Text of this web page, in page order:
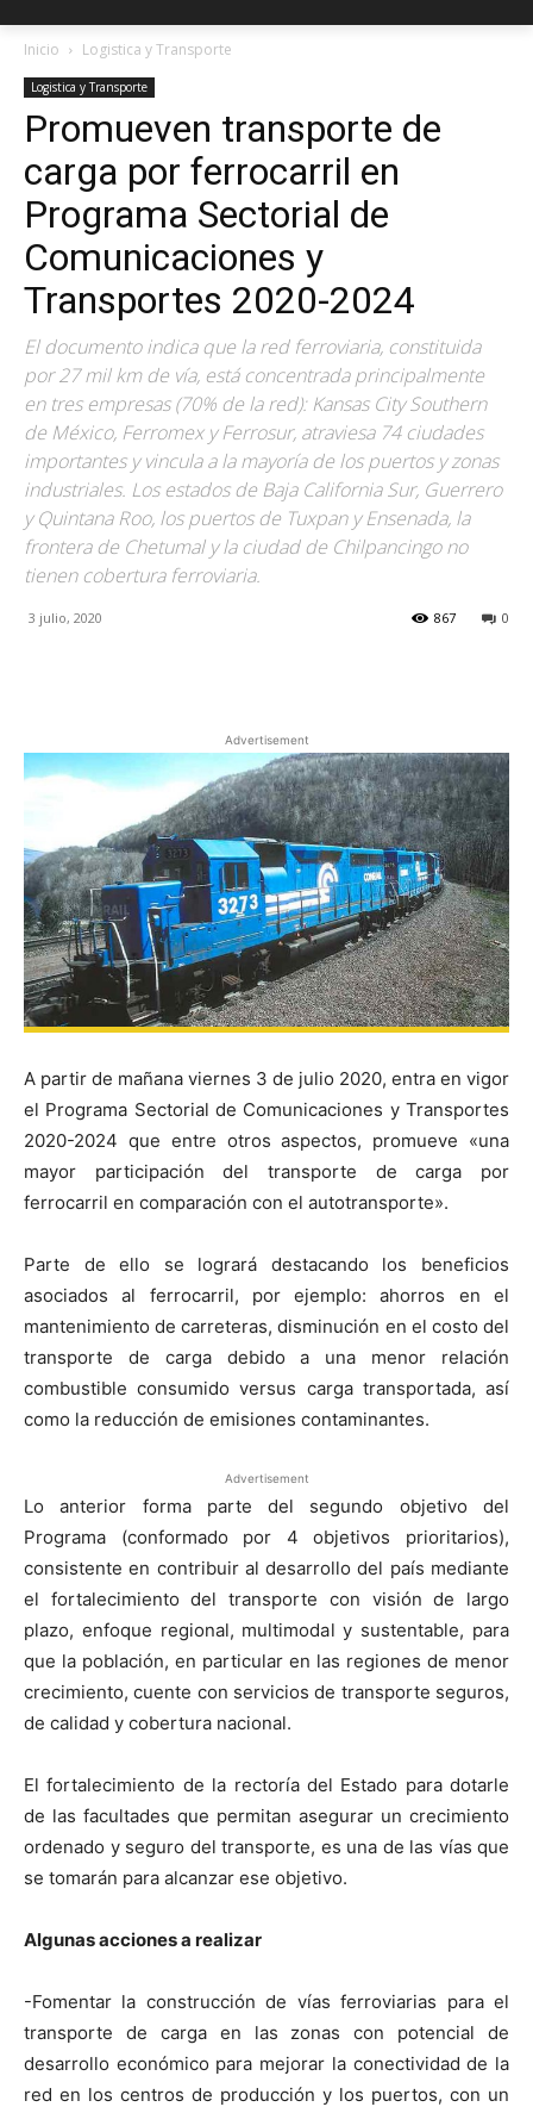
Inicio Logistica y Transporte
Logistica y Transporte
Promueven transporte de
carga por ferrocarril en
Programa Sectorial de
Comunicaciones y
Transportes 2020-2024
El documento indica que la red ferroviaria, constituida
por 27 mil km de vía, está concentrada principalmente
en tres empresas (70% de la red): Kansas City Southern
de México, Ferromex y Ferrosur, atraviesa 74 ciudades
importantes y vincula a la mayoría de los puertos y zonas
industriales. Los estados de Baja California Sur, Guerrero
y Quintana Roo, los puertos de Tuxpan y Ensenada, la
frontera de Chetumal y la ciudad de Chilpancingo no
tienen cobertura ferroviaria.
3 julio, 2020 0
867
Advertisement
A partir de mañana viernes 3 de julio 2020, entra en vigor
el Programa Sectorial de Comunicaciones y Transportes
2020-2024 que entre otros aspectos, promueve «una
mayor participación del transporte de carga por
ferrocarril en comparación con el autotransporte».
Parte de ello se logrará destacando los beneficios
asociados al ferrocarril, por ejemplo: ahorros en el
mantenimiento de carreteras, disminución en el costo del
transporte de carga debido a una menor relación
combustible consumido versus carga transportada, así
como la reducción de emisiones contaminantes.
Advertisement
Lo anterior forma parte del segundo objetivo del
Programa (conformado por 4 objetivos prioritarios),
consistente en contribuir al desarrollo del país mediante
el fortalecimiento del transporte con visión de largo
plazo, enfoque regional, multimodal y sustentable, para
que la población, en particular en las regiones de menor
crecimiento, cuente con servicios de transporte seguros,
de calidad y cobertura nacional.
El fortalecimiento de la rectoría del Estado para dotarle
de las facultades que permitan asegurar un crecimiento
ordenado y seguro del transporte, es una de las vías que
se tomarán para alcanzar ese objetivo.
Algunas acciones a realizar
-Fomentar la construcción de vías ferroviarias para el
transporte de carga en las zonas con potencial de
desarrollo económico para mejorar la conectividad de la
red en los centros de producción y los puertos, con un